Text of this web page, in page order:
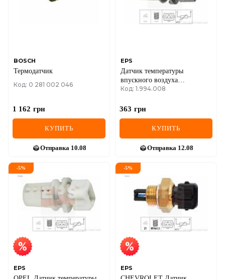
NISSAN
POLESTAR
RAM
RAVON
RENAULT
SEAT
SKODA
SMART
BOSCH
Термодатчик
Код: 0 281 002 046
1 162 грн
КУПИТЬ
Отправка 10.08
EPS
Датчик температуры
впускного воздуха
CHEVROLET Lanos, Aveo,
Код: 1.994.008
363 грн
КУПИТЬ
Отправка 12.08
-5%
EPS
-5%
EPS